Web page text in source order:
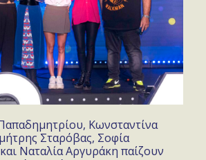
Κωνσταντίνα
Σταρόβας, Σοφία
Ναταλία Αργυράκη παίζουν